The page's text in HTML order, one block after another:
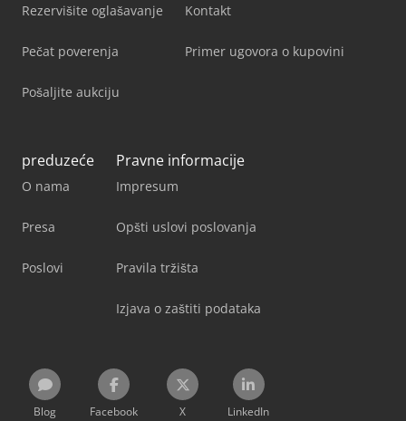
Rezervišite oglašavanje
Pečat poverenja
Pošaljite aukciju
Kontakt
Primer ugovora o kupovini
preduzeće
O nama
Presa
Poslovi
Pravne informacije
Impresum
Opšti uslovi poslovanja
Pravila tržišta
Izjava o zaštiti podataka
Blog Facebook X LinkedIn